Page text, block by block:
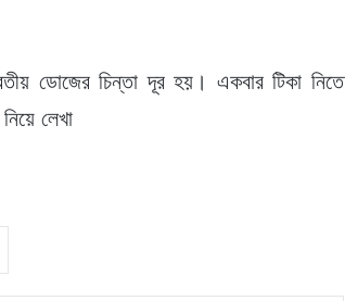
ডোজের চিন্তা দূর হয়। একবার টিকা নিতে
লেখা